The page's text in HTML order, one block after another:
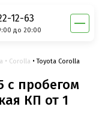
12-63
до 20:00
Corolla Toyota Corolla
с пробегом
КП от 1